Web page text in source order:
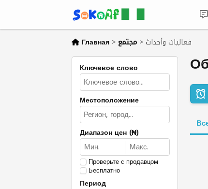
Главная >مجتمع >فعاليات وأحداث
Ключевое слово
Местоположение
Диапазон цен (₦)
Проверьте с продавцом
Бесплатно
Период